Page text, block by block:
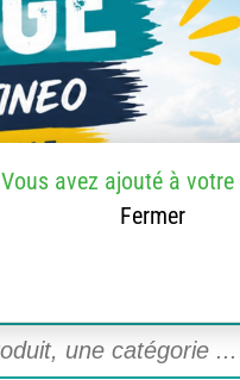
Vous avez ajouté à votre
Fermer